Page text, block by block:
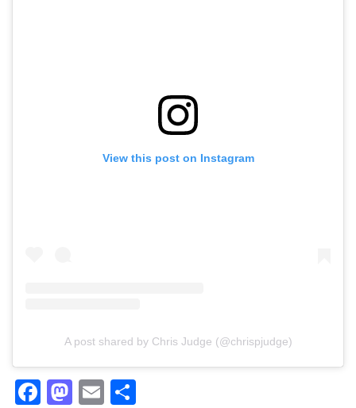
View this post on Instagram
A post shared by Chris Judge (@chrispjudge)
Facebook
Mastodon
Email